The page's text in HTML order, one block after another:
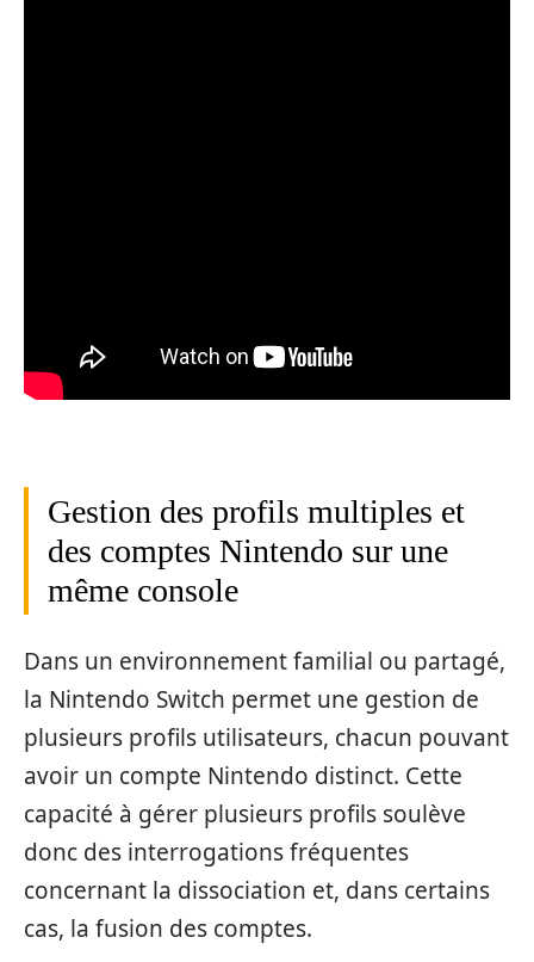
Gestion des profils multiples et
des comptes Nintendo sur une
même console
Dans un environnement familial ou partagé,
la Nintendo Switch permet une gestion de
plusieurs profils utilisateurs, chacun pouvant
avoir un compte Nintendo distinct. Cette
capacité à gérer plusieurs profils soulève
donc des interrogations fréquentes
concernant la dissociation et, dans certains
cas, la fusion des comptes.